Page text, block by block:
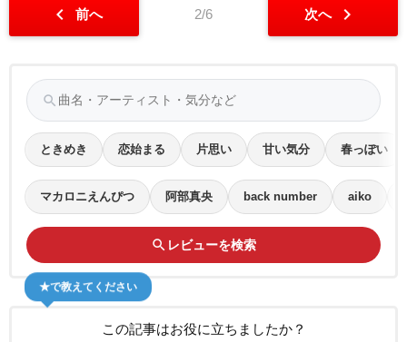
chevron_left 前へ 2/6 次へ chevron_right
search
ときめき 恋始まる 片思い 甘い気分 春っぽい
マカロニえんぴつ 阿部真央 back number aiko
search レビューを検索
この記事はお役に立ちましたか？
★で教えてください